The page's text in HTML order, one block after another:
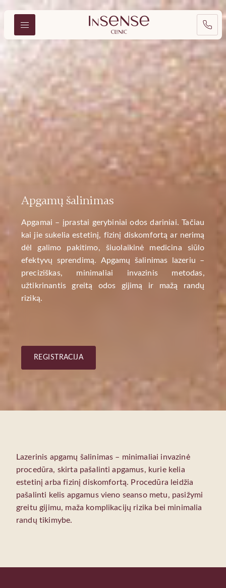
Apgamų šalinimas
Apgamai – įprastai gerybiniai odos dariniai. Tačiau
kai jie sukelia estetinį, fizinį diskomfortą ar nerimą
dėl galimo pakitimo, šiuolaikinė medicina siūlo
efektyvų sprendimą. Apgamų šalinimas lazeriu –
preciziškas, minimaliai invazinis metodas,
užtikrinantis greitą odos gijimą ir mažą randų
riziką.
REGISTRACIJA
Lazerinis apgamų šalinimas – minimaliai invazinė
procedūra, skirta pašalinti apgamus, kurie kelia
estetinį arba fizinį diskomfortą. Procedūra leidžia
pašalinti kelis apgamus vieno seanso metu, pasižymi
greitu gijimu, maža komplikacijų rizika bei minimalia
randų tikimybe.